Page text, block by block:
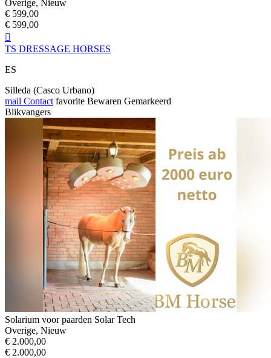
Overige, Nieuw
€ 599,00
€ 599,00

TS DRESSAGE HORSES
ES
Silleda (Casco Urbano)
mail Contact favorite Bewaren Gemarkeerd
Blikvangers
Solarium voor paarden Solar Tech
Overige, Nieuw
€ 2.000,00
€ 2.000,00